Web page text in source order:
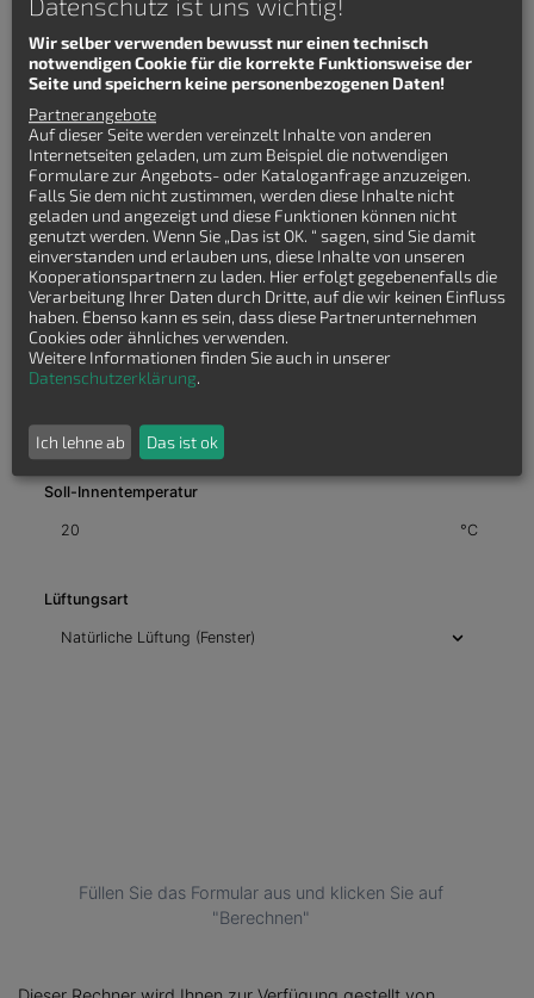
Wir selber verwenden bewusst nur einen technisch
notwendigen Cookie für die korrekte Funktionsweise der
Seite und speichern keine personenbezogenen Daten!
Partnerangebote
Auf dieser Seite werden vereinzelt Inhalte von anderen
Internetseiten geladen, um zum Beispiel die notwendigen
Formulare zur Angebots- oder Kataloganfrage anzuzeigen.
Falls Sie dem nicht zustimmen, werden diese Inhalte nicht
geladen und angezeigt und diese Funktionen können nicht
genutzt werden. Wenn Sie „Das ist OK. “ sagen, sind Sie damit
einverstanden und erlauben uns, diese Inhalte von unseren
Kooperationspartnern zu laden. Hier erfolgt gegebenenfalls die
Verarbeitung Ihrer Daten durch Dritte, auf die wir keinen Einfluss
haben. Ebenso kann es sein, dass diese Partnerunternehmen
Cookies oder ähnliches verwenden.
Weitere Informationen finden Sie auch in unserer
Datenschutzerklärung.
Ich lehne ab Das ist ok